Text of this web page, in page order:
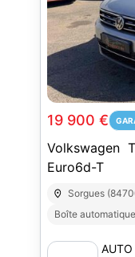
19 900 €
Volkswagen
Euro6d-T
Sorgues
Boîte automatique